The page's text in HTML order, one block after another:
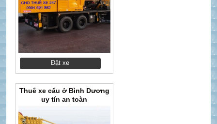
Đặt xe
Thuê xe cẩu ở Bình Dương
uy tín an toàn